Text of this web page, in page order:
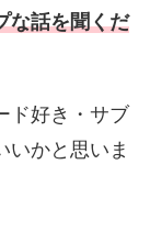
な話を聞くだ
ド好き・サブ
いかと思いま